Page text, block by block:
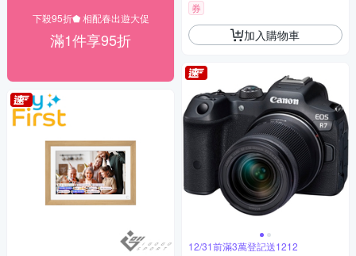
下殺95折⬟ 相配春出遊大促
滿1件享95折
券
加入購物車
12/31前滿3萬登記送1212